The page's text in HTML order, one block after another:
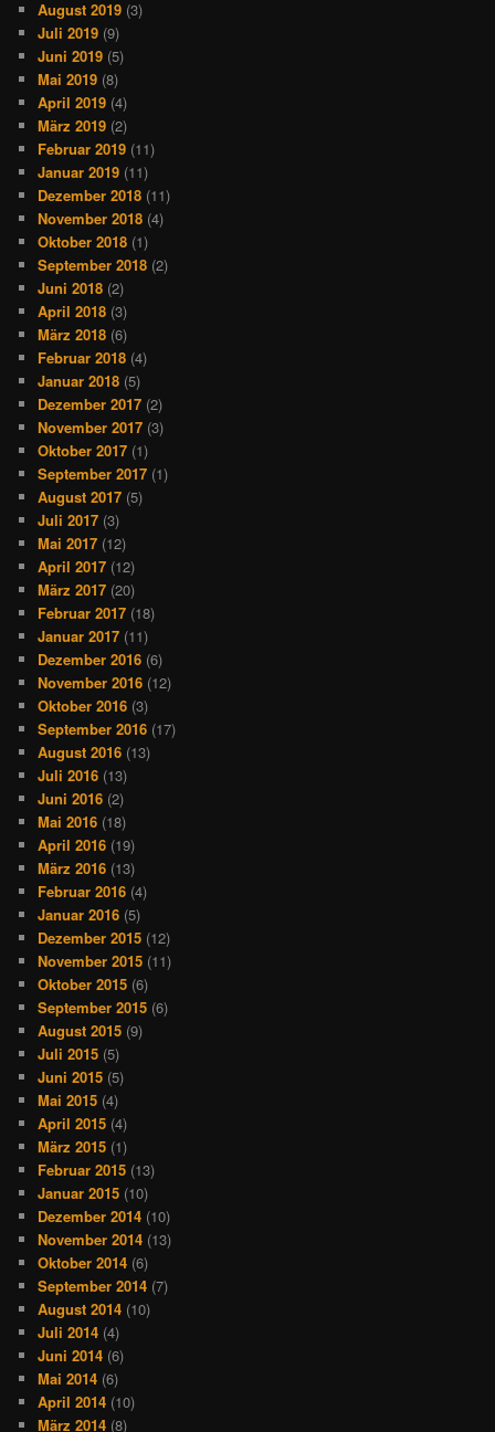
August 2019 (3)
Juli 2019 (9)
Juni 2019 (5)
Mai 2019 (8)
April 2019 (4)
März 2019 (2)
Februar 2019 (11)
Januar 2019 (11)
Dezember 2018 (11)
November 2018 (4)
Oktober 2018 (1)
September 2018 (2)
Juni 2018 (2)
April 2018 (3)
März 2018 (6)
Februar 2018 (4)
Januar 2018 (5)
Dezember 2017 (2)
November 2017 (3)
Oktober 2017 (1)
September 2017 (1)
August 2017 (5)
Juli 2017 (3)
Mai 2017 (12)
April 2017 (12)
März 2017 (20)
Februar 2017 (18)
Januar 2017 (11)
Dezember 2016 (6)
November 2016 (12)
Oktober 2016 (3)
September 2016 (17)
August 2016 (13)
Juli 2016 (13)
Juni 2016 (2)
Mai 2016 (18)
April 2016 (19)
März 2016 (13)
Februar 2016 (4)
Januar 2016 (5)
Dezember 2015 (12)
November 2015 (11)
Oktober 2015 (6)
September 2015 (6)
August 2015 (9)
Juli 2015 (5)
Juni 2015 (5)
Mai 2015 (4)
April 2015 (4)
März 2015 (1)
Februar 2015 (13)
Januar 2015 (10)
Dezember 2014 (10)
November 2014 (13)
Oktober 2014 (6)
September 2014 (7)
August 2014 (10)
Juli 2014 (4)
Juni 2014 (6)
Mai 2014 (6)
April 2014 (10)
März 2014 (8)